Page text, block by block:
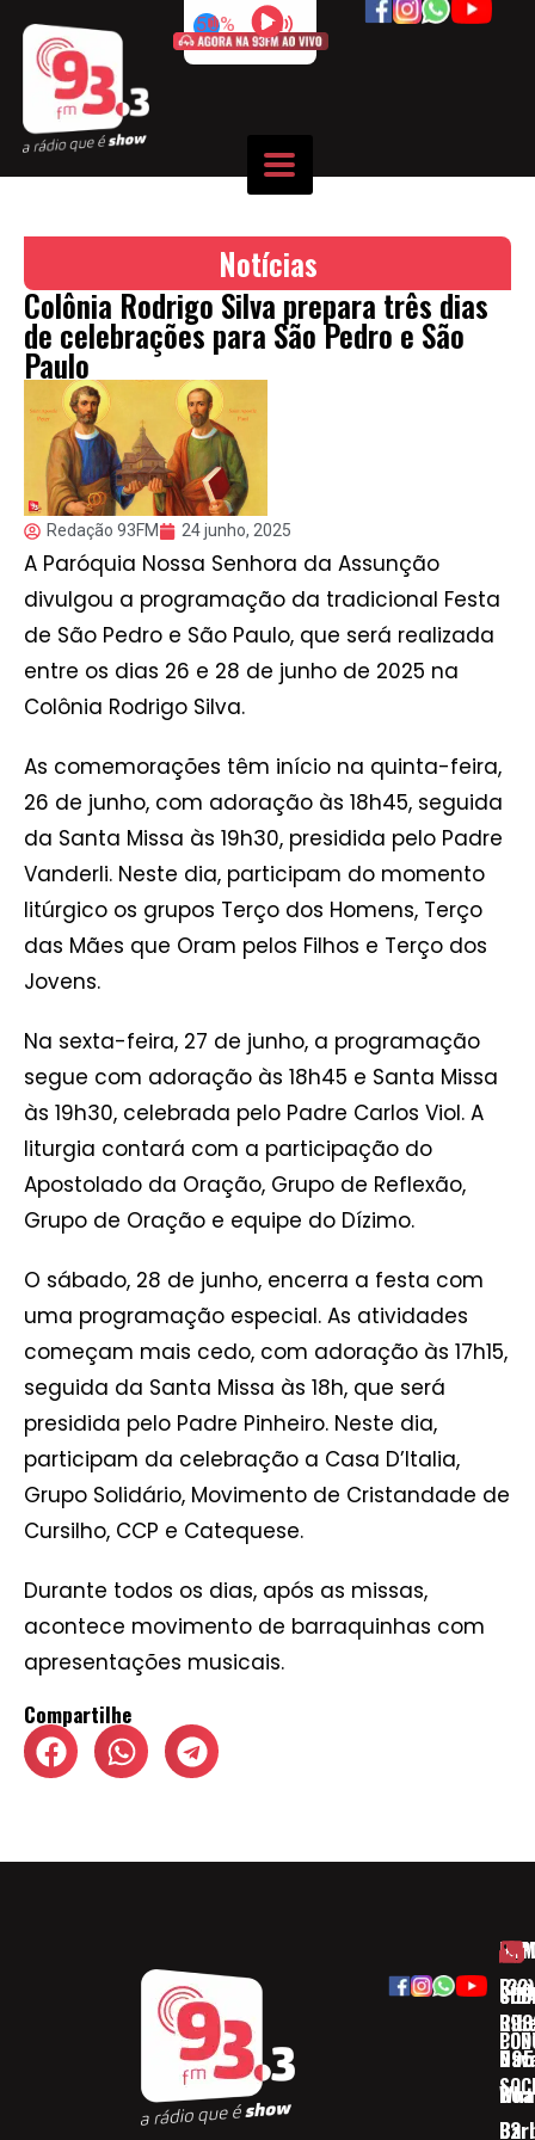
50%
Notícias
Colônia Rodrigo Silva prepara três dias
de celebrações para São Pedro e São
Paulo
Redação 93FM 24 junho, 2025
A Paróquia Nossa Senhora da Assunção
divulgou a programação da tradicional Festa
de São Pedro e São Paulo, que será realizada
entre os dias 26 e 28 de junho de 2025 na
Colônia Rodrigo Silva.
As comemorações têm início na quinta-feira,
26 de junho, com adoração às 18h45, seguida
da Santa Missa às 19h30, presidida pelo Padre
Vanderli. Neste dia, participam do momento
litúrgico os grupos Terço dos Homens, Terço
das Mães que Oram pelos Filhos e Terço dos
Jovens.
Na sexta-feira, 27 de junho, a programação
segue com adoração às 18h45 e Santa Missa
às 19h30, celebrada pelo Padre Carlos Viol. A
liturgia contará com a participação do
Apostolado da Oração, Grupo de Reflexão,
Grupo de Oração e equipe do Dízimo.
O sábado, 28 de junho, encerra a festa com
uma programação especial. As atividades
começam mais cedo, com adoração às 17h15,
seguida da Santa Missa às 18h, que será
presidida pelo Padre Pinheiro. Neste dia,
participam da celebração a Casa D’Italia,
Grupo Solidário, Movimento de Cristandade de
Cursilho, CCP e Catequese.
Durante todos os dias, após as missas,
acontece movimento de barraquinhas com
apresentações musicais.
Compartilhe
(32)
32